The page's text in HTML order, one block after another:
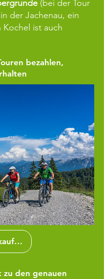
(bei der Tour
der Jachenau, ein
Kochel ist auch
bezahlen,
zu den genauen